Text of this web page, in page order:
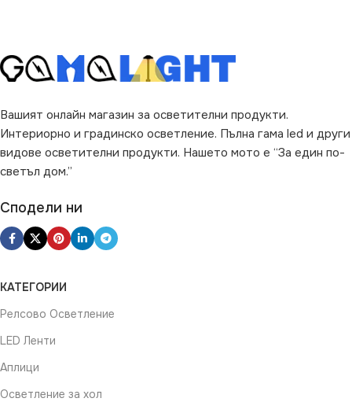
Вашият онлайн магазин за осветителни продукти.
Интериорно и градинско осветление. Пълна гама led и други
видове осветителни продукти. Нашето мото е “За един по-
светъл дом.”
Сподели ни
КАТЕГОРИИ
Релсово Осветление
LED Ленти
Аплици
Осветление за хол